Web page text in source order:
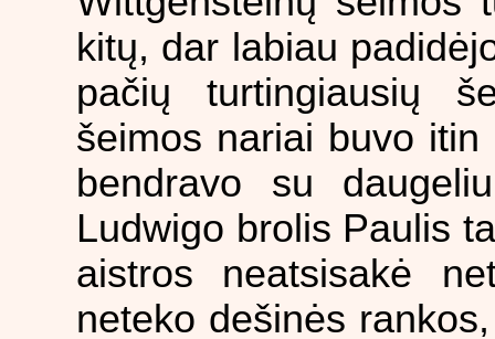
kitų, dar labiau
pačių turtingiausių
šeimos nariai buvo
bendravo su
Ludwigo brolis Paulis
aistros neatsisakė
neteko dešinės